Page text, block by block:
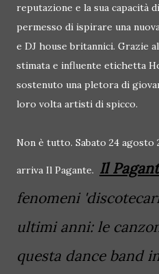
reputazione e la sua capacità
permesso di ispirare una
e DJ house britannici. Grazie
stimata e influente etichetta
sostenuto una pletora di
loro volta artisti di spicco.
Non è tutto. Sabato 24 agosto
arriva Il Pagante. Il
fenomeni
ultimi anni: le
questa dance band